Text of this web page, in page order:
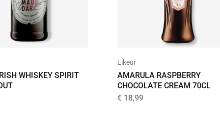
WHISKEY SPIRIT
Likeur
AMARULA RASPBERRY
CHOCOLATE CREAM 70CL
€ 18,99